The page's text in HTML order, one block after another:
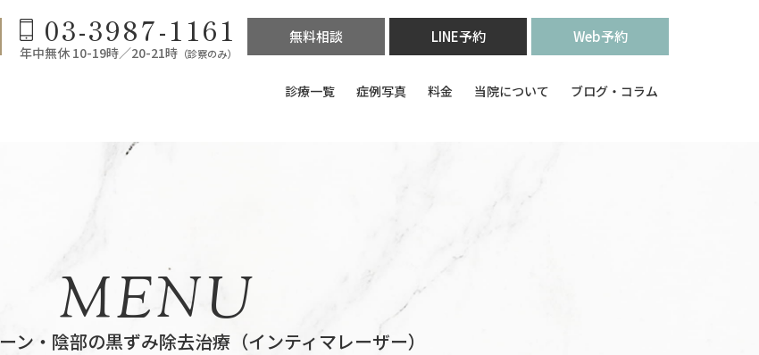
03-3987-1161
年中無休 10-19時／20-21時 （診察のみ）
無料相談 LINE予約 Web予約
診療一覧 症例写真 料金 当院について ブログ・コラム
ン・陰部の黒ずみ除去治療（インティマレーザー）
MENU